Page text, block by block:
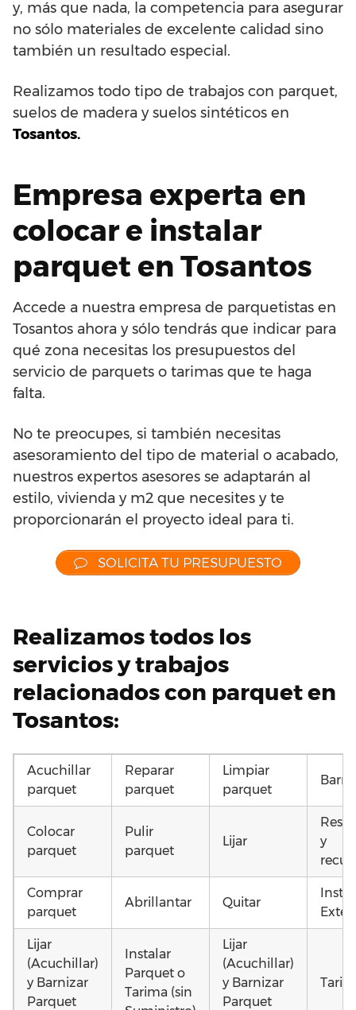
y, más que nada, la competencia para asegurar
no sólo materiales de excelente calidad sino
también un resultado especial.
Realizamos todo tipo de trabajos con parquet,
suelos de madera y suelos sintéticos en
Tosantos.
Empresa experta en
colocar e instalar
parquet en Tosantos
Accede a nuestra empresa de parquetistas en
Tosantos ahora y sólo tendrás que indicar para
qué zona necesitas los presupuestos del
servicio de parquets o tarimas que te haga
falta.
No te preocupes, si también necesitas
asesoramiento del tipo de material o acabado,
nuestros expertos asesores se adaptarán al
estilo, vivienda y m2 que necesites y te
proporcionarán el proyecto ideal para ti.
SOLICITA TU PRESUPUESTO
Realizamos todos los
servicios y trabajos
relacionados con parquet en
Tosantos:
Acuchillar
parquet
Reparar
parquet
Limpiar
parquet
Colocar
parquet
Pulir
parquet
Lijar
y
Comprar
parquet
Abrillantar Quitar
Lijar
(Acuchillar)
y Barnizar
Parquet
Instalar
Parquet o
Tarima (sin
Lijar
(Acuchillar)
y Barnizar
Parquet